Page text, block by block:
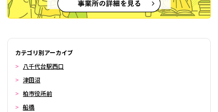
カテゴリ別アーカイブ
八千代台駅西口
津田沼
柏市役所前
船橋